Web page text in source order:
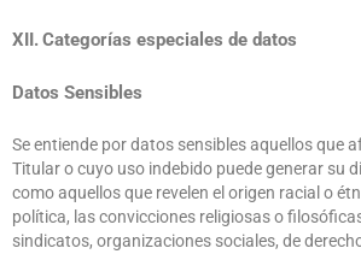
XII.Categorías especiales de datos
Datos Sensibles
Se entiende por datos sensibles aquellos que
Titular o cuyo uso indebido puede generar su
como aquellos que revelen el origen racial o
política, las convicciones religiosas o
sindicatos, organizaciones sociales, de